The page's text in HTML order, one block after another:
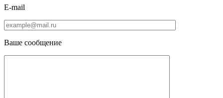
E-mail
Ваше сообщение